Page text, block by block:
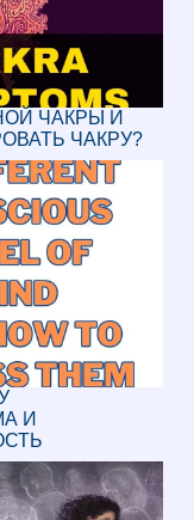
ЧАКРЫ И
ЧАКРУ?
И